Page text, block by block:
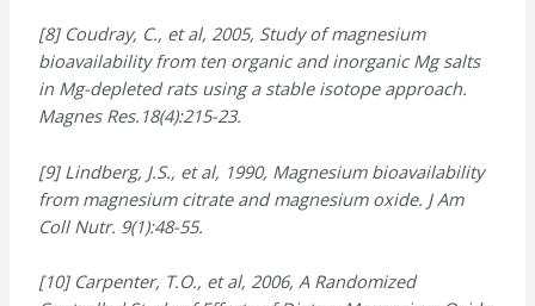
[8] Coudray, C., et al, 2005, Study of magnesium
bioavailability from ten organic and inorganic Mg salts
in Mg-depleted rats using a stable isotope approach.
Magnes Res.18(4):215-23.
[9] Lindberg, J.S., et al, 1990, Magnesium bioavailability
from magnesium citrate and magnesium oxide. J Am
Coll Nutr. 9(1):48-55.
[10] Carpenter, T.O., et al, 2006, A Randomized